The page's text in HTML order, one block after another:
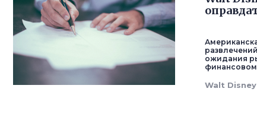
ожидания
финансовом
Walt Disney